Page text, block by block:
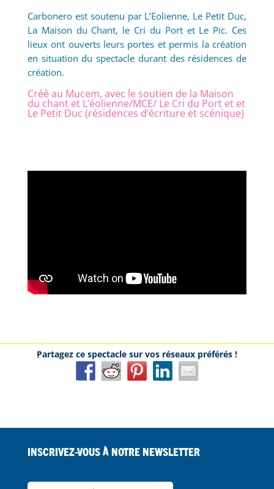
Carbonero est soutenu par L’Eolienne, Le Petit Duc,
La Maison du Chant, le Cri du Port et Le Pic. Ces
lieux ont ouverts leurs portes et permis la création
en situation du spectacle durant des résidences de
création.
Créé au Mucem, avec le soutien de la Maison
du chant et L’éolienne/MCE/ Le Cri du Port et et
Le Petit Duc (résidences d’écriture et scénique)
Inscrivez-vous à notre Newsletter